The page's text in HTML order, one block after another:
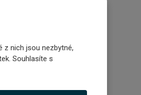
z nich jsou nezbytné,
Souhlasíte s